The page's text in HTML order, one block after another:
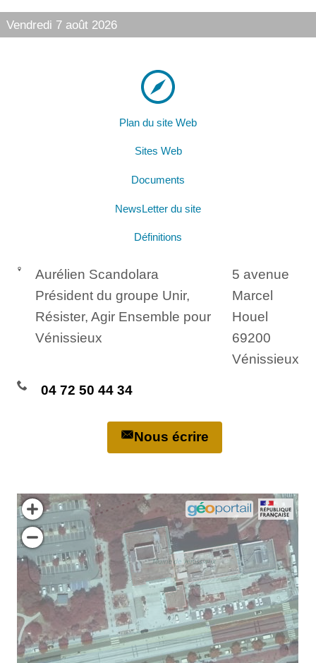
Vendredi 7 août 2026
Plan du site Web
Sites Web
Documents
NewsLetter du site
Définitions
Aurélien Scandolara
Président du groupe Unir,
Résister, Agir Ensemble pour
Vénissieux
5 avenue
Marcel
Houel
69200
Vénissieux
04 72 50 44 34
Nous écrire